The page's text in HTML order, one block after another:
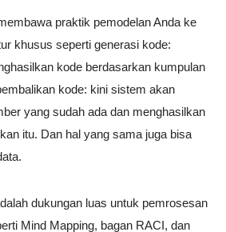
praktik pemodelan Anda ke
khusus seperti generasi kode:
kode berdasarkan kumpulan
kode: kini sistem akan
yang sudah ada dan menghasilkan
itu. Dan hal yang sama juga bisa
dukungan luas untuk pemrosesan
Mind Mapping, bagan RACI, dan